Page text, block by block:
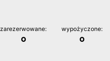
zarezerwowane:
0
wypożyczone:
0